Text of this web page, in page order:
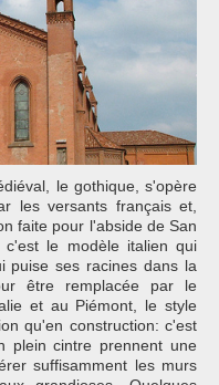
le gothique, s'opère
les versants français et,
faite pour l'abside de San
c'est le modèle italien qui
puise ses racines dans la
être remplacée par le
et au Piémont, le style
qu'en construction: c'est
plein cintre prennent une
suffisamment les murs